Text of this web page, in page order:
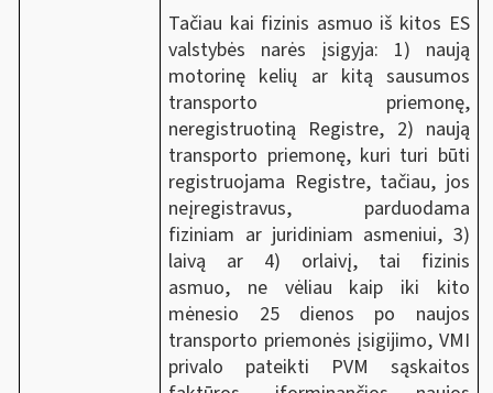
Tačiau kai fizinis asmuo iš kitos ES
valstybės narės įsigyja: 1) naują
motorinę kelių ar kitą sausumos
transporto priemonę,
neregistruotiną Registre, 2) naują
transporto priemonę, kuri turi būti
registruojama Registre, tačiau, jos
neįregistravus, parduodama
fiziniam ar juridiniam asmeniui, 3)
laivą ar 4) orlaivį, tai fizinis
asmuo, ne vėliau kaip iki kito
mėnesio 25 dienos po naujos
transporto priemonės įsigijimo, VMI
privalo pateikti PVM sąskaitos